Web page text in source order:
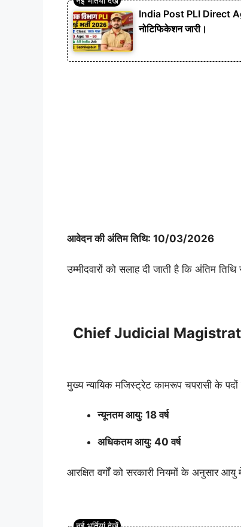
India Post PLI Direct
नोटिफिकेशन जारी।
आवेदन की अंतिम तिथि: 10/03/2026
उम्मीदवारों को सलाह दी जाती है कि अंतिम
Chief Judicial
मुख्य न्यायिक मजिस्ट्रेट कामरूप चपरासी के पदों
न्यूनतम आयु: 18 वर्ष
अधिकतम आयु: 40 वर्ष
आरक्षित वर्गों को सरकारी नियमों के अनुसार आयु